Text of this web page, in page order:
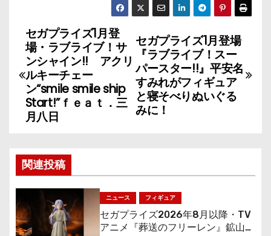
投
稿
ナ
ビ
ー
シ
ョ
セガプライズ1月登場
『ラブライブ！スー
パースター!!』平安名
すみれがフィギュア
と寝そべりぬいぐる
みに！
セガプライズ1月登
場・ラブライブ！サ
ンシャイン!! アクリ
ルキーチェー
ン“smile smile ship
Start!”ｆｅａｔ．三
月八日
関連投稿
ニュース フィギュア
セガプライズ2026年8月以降・TV
アニメ『葬送のフリーレン』鉱山で